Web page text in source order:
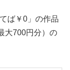
ば￥0」の作品
大700円分）の